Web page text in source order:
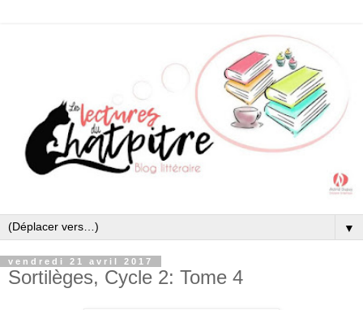
▼
vendredi 21 avril 2017
Sortilèges, Cycle 2: Tome 4